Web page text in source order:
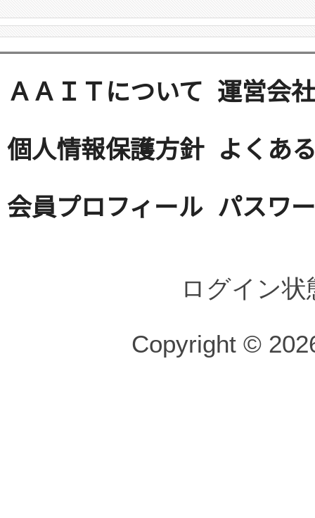
ＡＡＩＴについて 運営会社
個人情報保護方針 よくあ
会員プロフィール パスワ
ログイン
Copyright ©